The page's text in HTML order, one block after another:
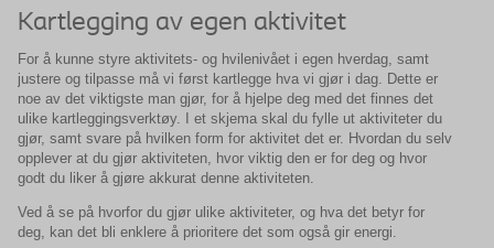
Kartlegging av egen aktivitet
For å kunne styre aktivitets- og hvilenivået i egen hverdag, samt
justere og tilpasse må vi først kartlegge hva vi gjør i dag. Dette er
noe av det viktigste man gjør, for å hjelpe deg med det finnes det
ulike kartleggingsverktøy. I et skjema skal du fylle ut aktiviteter du
gjør, samt svare på hvilken form for aktivitet det er. Hvordan du selv
opplever at du gjør aktiviteten, hvor viktig den er for deg og hvor
godt du liker å gjøre akkurat denne aktiviteten.
Ved å se på hvorfor du gjør ulike aktiviteter, og hva det betyr for
deg, kan det bli enklere å prioritere det som også gir energi.